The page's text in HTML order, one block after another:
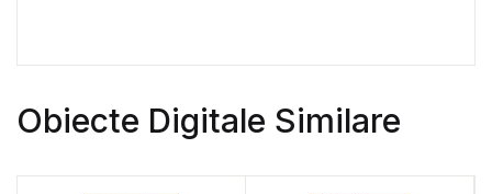
Obiecte Digitale Similare